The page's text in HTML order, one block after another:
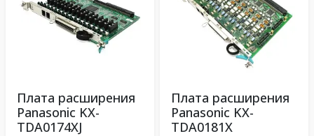
Плата расширения
Panasonic KX-
TDA0174XJ
Плата расширения
Panasonic KX-
TDA0181X